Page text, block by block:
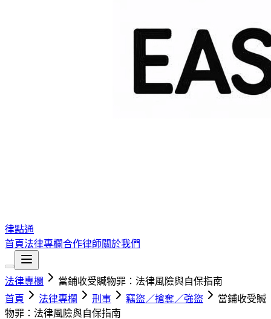
律點通
首頁法律專欄合作律師關於我們
法律專欄
當鋪收受贓物罪：法律風險與自保指南
首頁
法律專欄 刑事 竊盜／搶奪／強盜
當鋪收受贓
物罪：法律風險與自保指南